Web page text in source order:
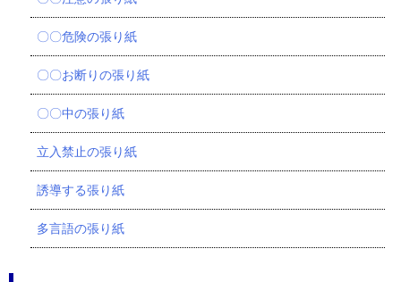
〇〇危険の張り紙
〇〇お断りの張り紙
〇〇中の張り紙
立入禁止の張り紙
誘導する張り紙
多言語の張り紙